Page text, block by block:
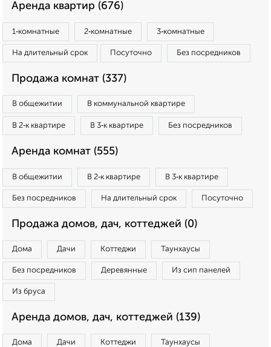
Аренда квартир (676)
1‑комнатные 2‑комнатные 3‑комнатные
На длительный срок Посуточно Без посредников
Продажа комнат (337)
В общежитии В коммунальной квартире
В 2‑к квартире В 3‑к квартире Без посредников
Аренда комнат (555)
В общежитии В 2‑к квартире В 3‑к квартире
Без посредников На длительный срок Посуточно
Продажа домов, дач, коттеджей (0)
Дома Дачи Коттеджи Таунхаусы
Без посредников Деревянные Из сип панелей
Из бруса
Аренда домов, дач, коттеджей (139)
Дома Дачи Коттеджи Таунхаусы